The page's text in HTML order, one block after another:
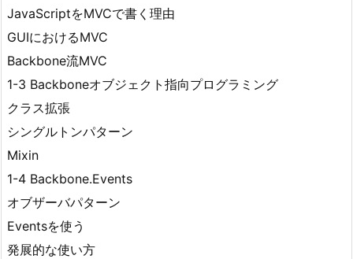
JavaScriptをMVCで書く理由
GUIにおけるMVC
Backbone流MVC
1-3 Backboneオブジェクト指向プログラミング
クラス拡張
シングルトンパターン
Mixin
1-4 Backbone.Events
オブザーバパターン
Eventsを使う
発展的な使い方